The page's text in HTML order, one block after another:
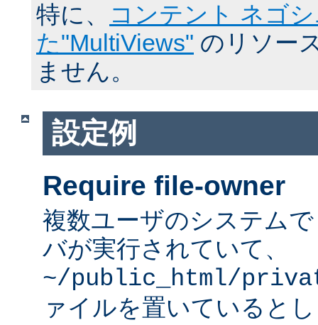
特に、
コンテント ネゴ
た"MultiViews" のリソー
ません。
設定例
Require file-owner
複数ユーザのシステム
バが実行されていて、
~/public_html/
ァイルを置いていると